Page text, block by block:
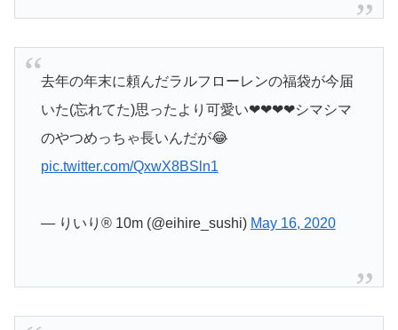
去年の年末に頼んだラルフローレンの福袋が今届
いた(忘れてた)思ったより可愛い❤❤❤❤シマシマ
のやつめっちゃ長いんだが😂
pic.twitter.com/QxwX8BSln1
— りいり® 10m (@eihire_sushi) May 16, 2020